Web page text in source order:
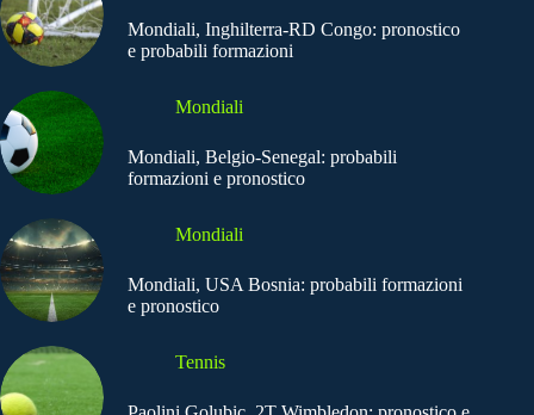
Mondiali, Inghilterra-RD Congo: pronostico
e probabili formazioni
Mondiali
Mondiali, Belgio-Senegal: probabili
formazioni e pronostico
Mondiali
Mondiali, USA Bosnia: probabili formazioni
e pronostico
Tennis